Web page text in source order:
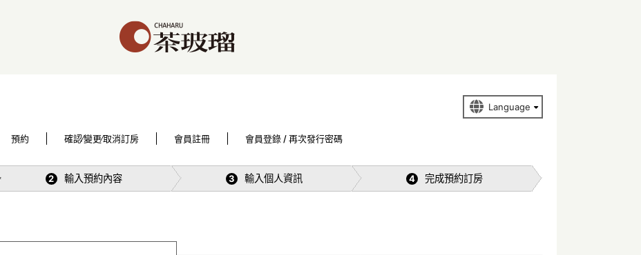
預約 確認∕變更∕取消訂房 會員註冊 會員登錄 / 再次發行密碼
2 輸入預約內容 3 輸入個人資訊 4 完成預約訂房